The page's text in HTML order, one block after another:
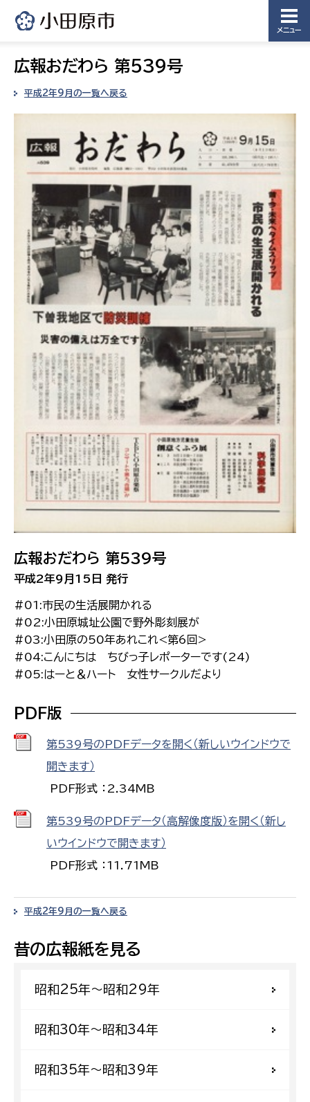
メニュー
昔の広報紙を見る
昭和25年〜昭和29年
昭和30年〜昭和34年
昭和35年〜昭和39年
広報おだわら 第539号
平成2年9月の一覧へ戻る
広報おだわら 第539号
平成2年9月15日 発行
#01:市民の生活展開かれる
#02:小田原城址公園で野外彫刻展が
#03:小田原の50年あれこれ<第6回>
#04:こんにちは ちびっ子レポーターです(24)
#05:はーと＆ハート 女性サークルだより
PDF版
第539号のPDFデータを開く（新しいウインドウで
開きます）
PDF形式 ：2.34MB
第539号のPDFデータ（高解像度版）を開く（新し
いウインドウで開きます）
PDF形式 ：11.71MB
平成2年9月の一覧へ戻る